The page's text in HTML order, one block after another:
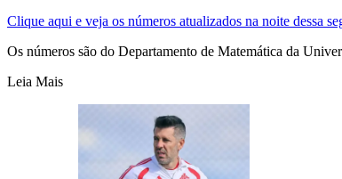
Clique aqui e veja os números atualizados na noite dessa
Os números são do Departamento de Matemática da
Leia Mais